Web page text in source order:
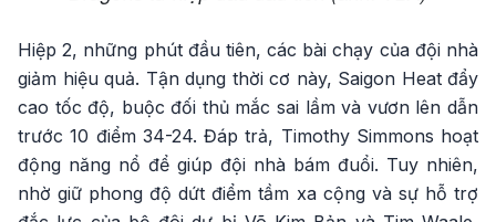
Hiệp 2, những phút đầu tiên, các bài chạy của đội nhà
giảm hiệu quả. Tận dụng thời cơ này, Saigon Heat đẩy
cao tốc độ, buộc đối thủ mắc sai lầm và vươn lên dẫn
trước 10 điểm 34-24. Đáp trả, Timothy Simmons hoạt
động năng nổ để giúp đội nhà bám đuổi. Tuy nhiên,
nhờ giữ phong độ dứt điểm tầm xa cộng và sự hỗ trợ